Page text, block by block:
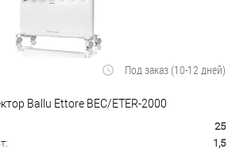
Под заказ (10-12 дней)
Ballu Ettore BEC/ETER-2000
25
1,5